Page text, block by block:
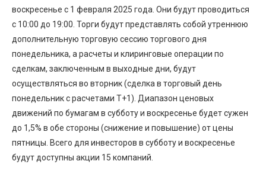
воскресенье с 1 февраля 2025 года. Они будут проводиться
с 10:00 до 19:00. Торги будут представлять собой утреннюю
дополнительную торговую сессию торгового дня
понедельника, а расчеты и клиринговые операции по
сделкам, заключенным в выходные дни, будут
осуществляться во вторник (сделка в торговый день
понедельник с расчетами Т+1). Диапазон ценовых
движений по бумагам в субботу и воскресенье будет сужен
до 1,5% в обе стороны (снижение и повышение) от цены
пятницы. Всего для инвесторов в субботу и воскресенье
будут доступны акции 15 компаний.